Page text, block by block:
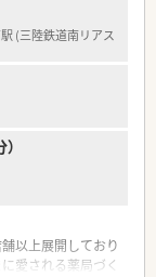
ちろん薬剤師と
も積極的に行って
広く、患者様から
る地域の方もいら
(三陸鉄道南リアス
以上展開しており
愛される薬局づく